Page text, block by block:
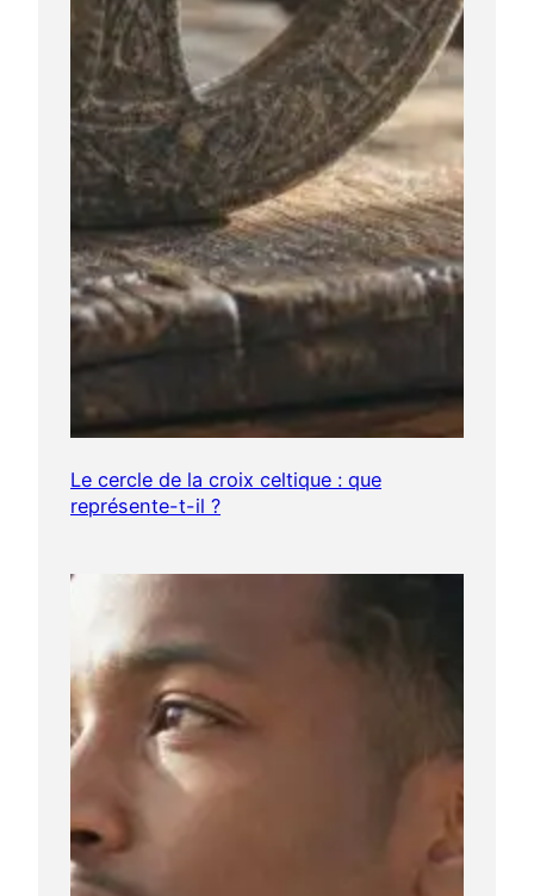
Le cercle de la croix celtique : que
représente-t-il ?